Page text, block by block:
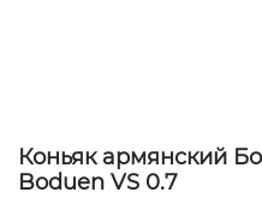
Коньяк армянский
Boduen VS 0.7